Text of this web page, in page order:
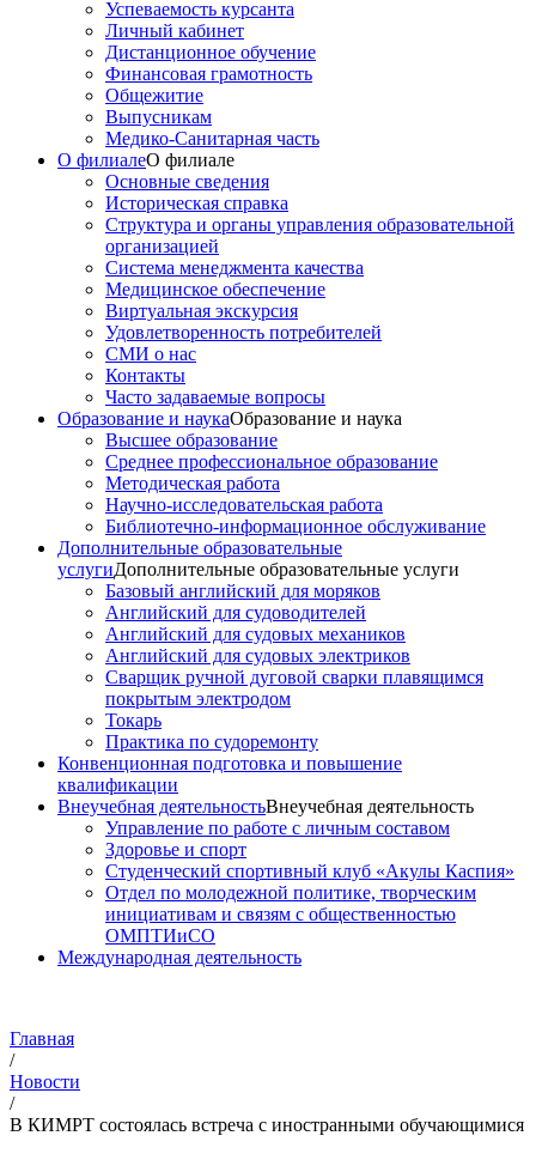
Успеваемость курсанта
Личный кабинет
Дистанционное обучение
Финансовая грамотность
Общежитие
Выпусникам
Медико-Санитарная часть
О филиалеО филиале
Основные сведения
Историческая справка
Структура и органы управления образовательной
организацией
Система менеджмента качества
Медицинское обеспечение
Виртуальная экскурсия
Удовлетворенность потребителей
СМИ о нас
Контакты
Часто задаваемые вопросы
Образование и наукаОбразование и наука
Высшее образование
Среднее профессиональное образование
Методическая работа
Научно-исследовательская работа
Библиотечно-информационное обслуживание
Дополнительные образовательные
услугиДополнительные образовательные услуги
Базовый английский для моряков
Английский для судоводителей
Английский для судовых механиков
Английский для судовых электриков
Cварщик ручной дуговой сварки плавящимся
покрытым электродом
Токарь
Практика по судоремонту
Конвенционная подготовка и повышение
квалификации
Внеучебная деятельностьВнеучебная деятельность
Управление по работе с личным составом
Здоровье и спорт
Студенческий спортивный клуб «Акулы Каспия»
Отдел по молодежной политике, творческим
инициативам и связям с общественностью
ОМПТИиСО
Международная деятельность
Главная
/
Новости
/
В КИМРТ состоялась встреча с иностранными обучающимися